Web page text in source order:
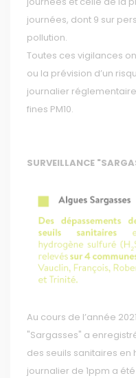
journées, dont 9 sur
pollution.
Toutes ces vigilances
ou la prévision d’un
journalier
fines PM10.
SURVEILLANCE
Au cours de l’année
"Sargasses" a
des seuils sanitaires en
journalier de 1ppm a